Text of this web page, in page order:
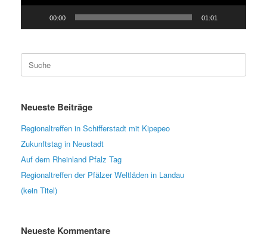
00:00 01:01
Suche
nach:
Neueste Beiträge
Regionaltreffen in Schifferstadt mit Kipepeo
Zukunftstag in Neustadt
Auf dem Rheinland Pfalz Tag
Regionaltreffen der Pfälzer Weltläden in Landau
(kein Titel)
Neueste Kommentare